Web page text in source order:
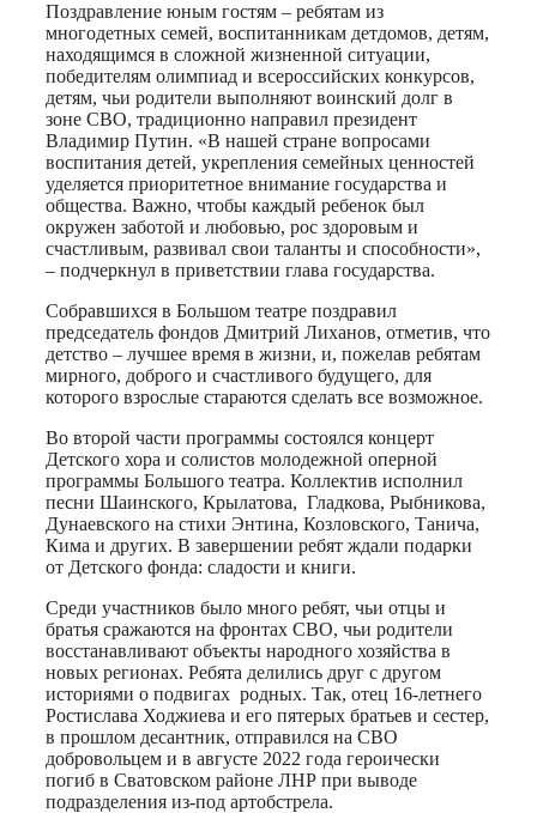
Поздравление юным гостям – ребятам из
многодетных семей, воспитанникам детдомов, детям,
находящимся в сложной жизненной ситуации,
победителям олимпиад и всероссийских конкурсов,
детям, чьи родители выполняют воинский долг в
зоне СВО, традиционно направил президент
Владимир Путин. «В нашей стране вопросами
воспитания детей, укрепления семейных ценностей
уделяется приоритетное внимание государства и
общества. Важно, чтобы каждый ребенок был
окружен заботой и любовью, рос здоровым и
счастливым, развивал свои таланты и способности»,
– подчеркнул в приветствии глава государства.
Собравшихся в Большом театре поздравил
председатель фондов Дмитрий Лиханов, отметив, что
детство – лучшее время в жизни, и, пожелав ребятам
мирного, доброго и счастливого будущего, для
которого взрослые стараются сделать все возможное.
Во второй части программы состоялся концерт
Детского хора и солистов молодежной оперной
программы Большого театра. Коллектив исполнил
песни Шаинского, Крылатова, Гладкова, Рыбникова,
Дунаевского на стихи Энтина, Козловского, Танича,
Кима и других. В завершении ребят ждали подарки
от Детского фонда: сладости и книги.
Среди участников было много ребят, чьи отцы и
братья сражаются на фронтах СВО, чьи родители
восстанавливают объекты народного хозяйства в
новых регионах. Ребята делились друг с другом
историями о подвигах родных. Так, отец 16-летнего
Ростислава Ходжиева и его пятерых братьев и сестер,
в прошлом десантник, отправился на СВО
добровольцем и в августе 2022 года героически
погиб в Сватовском районе ЛНР при выводе
подразделения из-под артобстрела.